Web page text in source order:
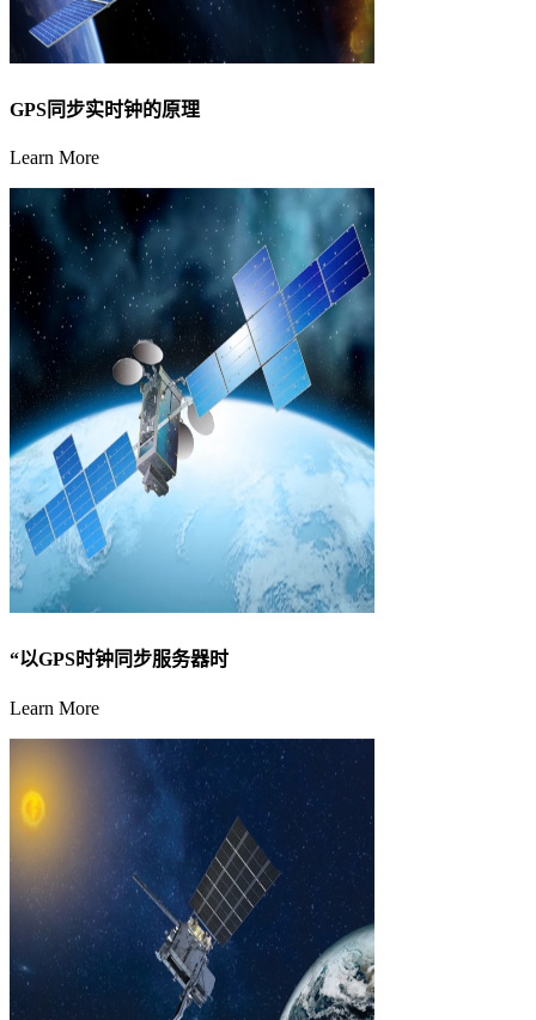
GPS同步实时钟的原理
Learn More
“以GPS时钟同步服务器时
Learn More